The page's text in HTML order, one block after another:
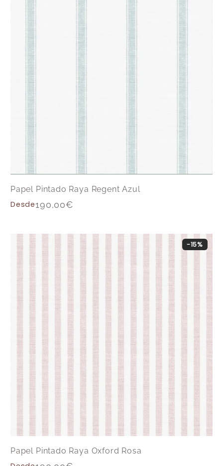
Papel Pintado Raya Regent Azul
Desde190,00€
Papel Pintado Raya Oxford Rosa
-15%